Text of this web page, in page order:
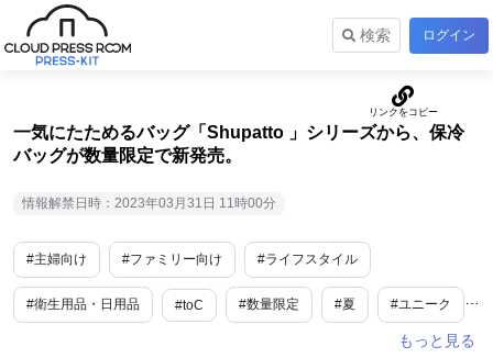
検索 ログイン
一気にたためるバッグ「Shupatto 」シリーズから、保冷
バッグが数量限定で新発売。
情報解禁日時：2023年03月31日 11時00分
#主婦向け #ファミリー向け #ライフスタイル
#衛生用品・日用品 #toC #数量限定 #夏 #ユニーク